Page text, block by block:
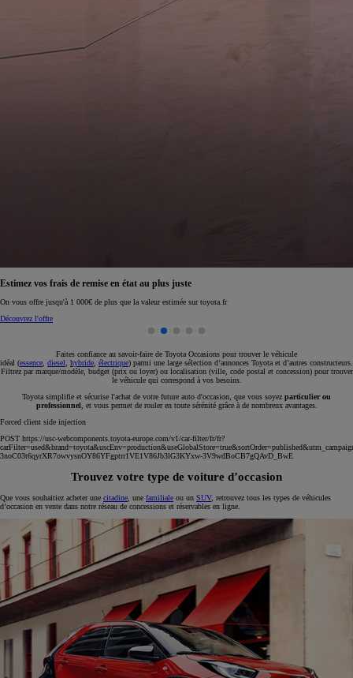
Estimez vos frais de remise en état au plus juste
On vous offre jusqu'à 1 000€ de plus que la valeur estimée sur toyota.fr
Découvrez l'offre
Faites confiance au savoir-faire de Toyota Occasions pour trouver le véhicule
idéal (essence, diesel, hybride, électrique) parmi une large sélection d’annonces Toyota et d’autres constructeurs.
Filtrez par marque/modèle, budget (prix ou loyer) ou localisation (ville, code postal et concession) pour trouver
le véhicule qui correspond à vos besoins.
Toyota simplifie et sécurise l'achat de votre future auto d'occasion, que vous soyez particulier ou
professionnel, et vous permet de rouler en toute sérénité grâce à de nombreux avantages.
Forced client side injection
POST https://usc-webcomponents.toyota-europe.com/v1/car-filter/fr/fr?
3noC03t6qyrXR7owvysnOY86YFgptrr1VE1V86Jb3lG3KYxw-3V9wdBoCB7gQAvD_BwE
Trouvez votre type de voiture d’occasion
Que vous souhaitiez acheter une citadine, une familiale ou un SUV, retrouvez tous les types de véhicules
d’occasion en vente dans notre réseau de concessions et réservables en ligne.